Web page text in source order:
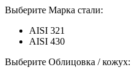
Выберите Марка стали:
AISI 321
AISI 430
Выберите Облицовка / кожух: